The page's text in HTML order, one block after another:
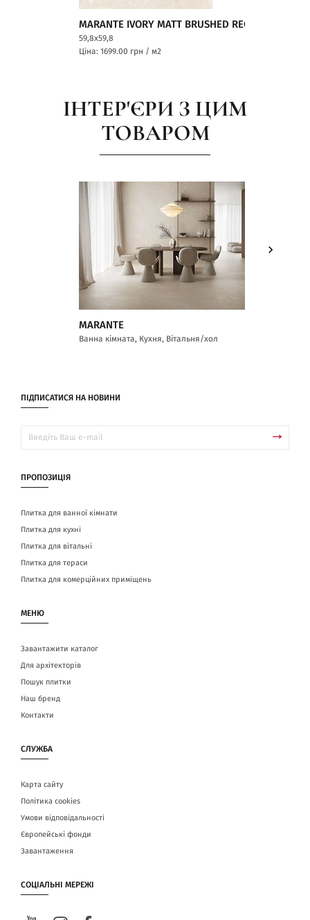
MARANTE IVORY MATT BRUSHED RECT
59,8x59,8
Ціна: 1699.00 грн / м2
ІНТЕР'ЄРИ З ЦИМ
ТОВАРОМ
MARANTE
Ванна кімната, Кухня, Вітальня/хол
ПІДПИСАТИСЯ НА НОВИНИ
ПРОПОЗИЦІЯ
Плитка для ванної кімнати
Плитка для кухні
Плитка для вітальні
Плитка для тераси
Плитка для комерційних приміщень
МЕНЮ
Завантажити каталог
Для архітекторів
Пошук плитки
Наш бренд
Контакти
СЛУЖБА
Карта сайту
Політика cookies
Умови відповідальності
Європейські фонди
Завантаження
СОЦІАЛЬНІ МЕРЕЖІ